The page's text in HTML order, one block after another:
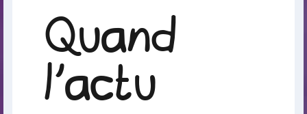
Quand
l’actu